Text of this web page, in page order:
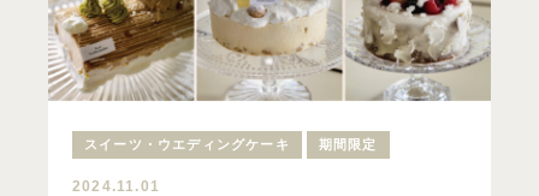
スイーツ・ウエディングケーキ 期間限定
2024.11.01